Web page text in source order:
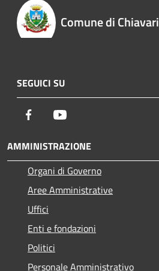
Comune di Chiavari
SEGUICI SU
Facebook
AMMINISTRAZIONE
Organi di Governo
Aree Amministrative
Uffici
Enti e fondazioni
Politici
Personale Amministrativo